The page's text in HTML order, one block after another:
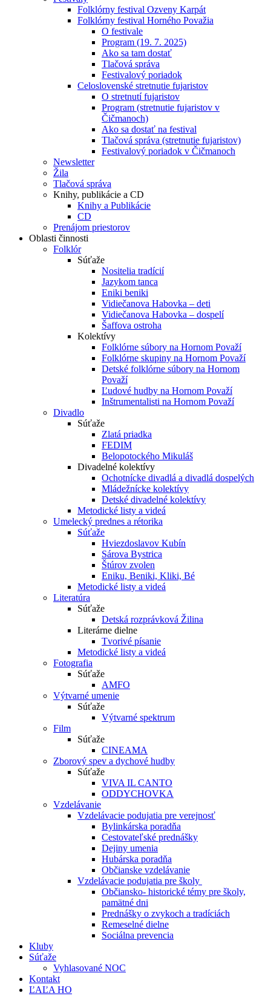
Folklórny festival Ozveny Karpát
Folklórny festival Horného Považia
O festivale
Program (19. 7. 2025)
Ako sa tam dostať
Tlačová správa
Festivalový poriadok
Celoslovenské stretnutie fujaristov
O stretnutí fujaristov
Program (stretnutie fujaristov v
Čičmanoch)
Ako sa dostať na festival
Tlačová správa (stretnutie fujaristov)
Festivalový poriadok v Čičmanoch
Newsletter
Žila
Tlačová správa
Knihy, publikácie a CD
Knihy a Publikácie
CD
Prenájom priestorov
Oblasti činnosti
Folklór
Súťaže
Nositelia tradícií
Jazykom tanca
Eniki beniki
Vidiečanova Habovka – deti
Vidiečanova Habovka – dospelí
Šaffova ostroha
Kolektívy
Folklórne súbory na Hornom Považí
Folklórne skupiny na Hornom Považí
Detské folklórne súbory na Hornom
Považí
Ľudové hudby na Hornom Považí
Inštrumentalisti na Hornom Považí
Divadlo
Súťaže
Zlatá priadka
FEDIM
Belopotockého Mikuláš
Divadelné kolektívy
Ochotnícke divadlá a divadlá dospelých
Mládežnícke kolektívy
Detské divadelné kolektívy
Metodické listy a videá
Umelecký prednes a rétorika
Súťaže
Hviezdoslavov Kubín
Sárova Bystrica
Štúrov zvolen
Eniku, Beniki, Kliki, Bé
Metodické listy a videá
Literatúra
Súťaže
Detská rozprávková Žilina
Literárne dielne
Tvorivé písanie
Metodické listy a videá
Fotografia
Súťaže
AMFO
Výtvarné umenie
Súťaže
Výtvarné spektrum
Film
Súťaže
CINEAMA
Zborový spev a dychové hudby
Súťaže
VIVA IL CANTO
ODDYCHOVKA
Vzdelávanie
Vzdelávacie podujatia pre verejnosť
Bylinkárska poradňa
Cestovateľské prednášky
Dejiny umenia
Hubárska poradňa
Občianske vzdelávanie
Vzdelávacie podujatia pre školy
Občiansko- historické témy pre školy,
pamätné dni
Prednášky o zvykoch a tradíciách
Remeselné dielne
Sociálna prevencia
Kluby
Súťaže
Vyhlasované NOC
Kontakt
ĽAĽA HO